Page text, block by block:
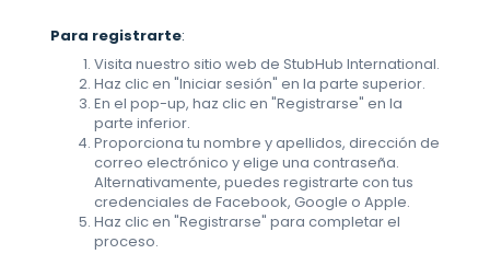
Para registrarte:
Visita nuestro sitio web de StubHub International.
Haz clic en "Iniciar sesión" en la parte superior.
En el pop-up, haz clic en "Registrarse" en la
parte inferior.
Proporciona tu nombre y apellidos, dirección de
correo electrónico y elige una contraseña.
Alternativamente, puedes registrarte con tus
credenciales de Facebook, Google o Apple.
Haz clic en "Registrarse" para completar el
proceso.